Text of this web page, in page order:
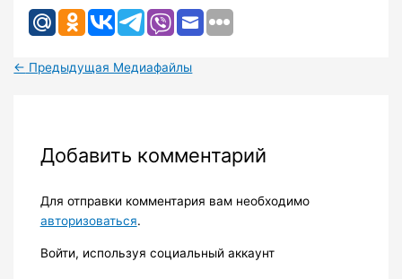
← Предыдущая Медиафайлы
Добавить комментарий
Для отправки комментария вам необходимо
авторизоваться.
Войти, используя социальный аккаунт